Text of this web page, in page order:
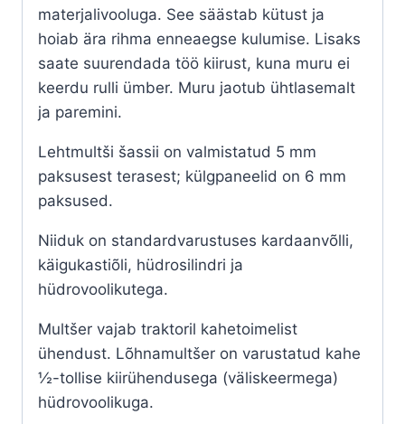
materjalivooluga. See säästab kütust ja
hoiab ära rihma enneaegse kulumise. Lisaks
saate suurendada töö kiirust, kuna muru ei
keerdu rulli ümber. Muru jaotub ühtlasemalt
ja paremini.
Lehtmultši šassii on valmistatud 5 mm
paksusest terasest; külgpaneelid on 6 mm
paksused.
Niiduk on standardvarustuses kardaanvõlli,
käigukastiõli, hüdrosilindri ja
hüdrovoolikutega.
Multšer vajab traktoril kahetoimelist
ühendust. Lõhnamultšer on varustatud kahe
½-tollise kiirühendusega (väliskeermega)
hüdrovoolikuga.